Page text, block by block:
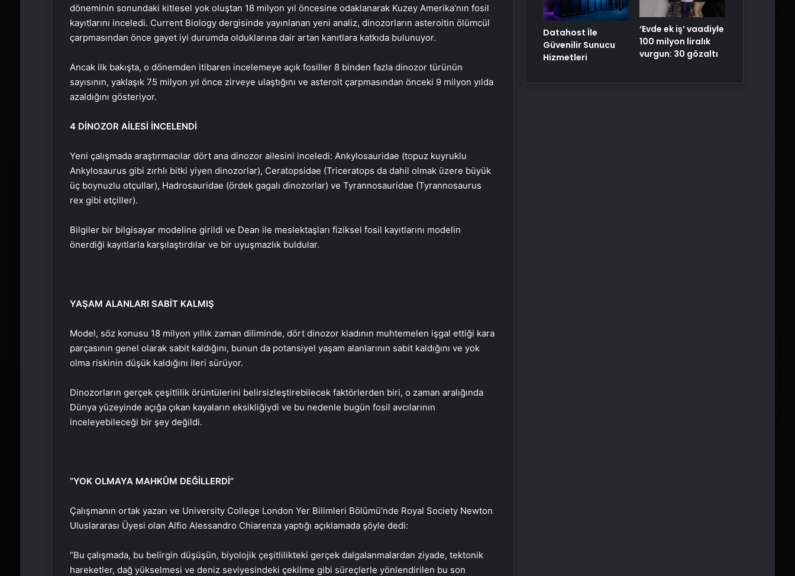
döneminin sonundaki kitlesel yok oluştan 18 milyon yıl öncesine odaklanarak Kuzey Amerika’nın fosil
kayıtlarını inceledi. Current Biology dergisinde yayınlanan yeni analiz, dinozorların asteroitin ölümcül
çarpmasından önce gayet iyi durumda olduklarına dair artan kanıtlara katkıda bulunuyor.
Ancak ilk bakışta, o dönemden itibaren incelemeye açık fosiller 8 binden fazla dinozor türünün
sayısının, yaklaşık 75 milyon yıl önce zirveye ulaştığını ve asteroit çarpmasından önceki 9 milyon yılda
azaldığını gösteriyor.
4 DİNOZOR AİLESİ İNCELENDİ
Yeni çalışmada araştırmacılar dört ana dinozor ailesini inceledi: Ankylosauridae (topuz kuyruklu
Ankylosaurus gibi zırhlı bitki yiyen dinozorlar), Ceratopsidae (Triceratops da dahil olmak üzere büyük
üç boynuzlu otçullar), Hadrosauridae (ördek gagalı dinozorlar) ve Tyrannosauridae (Tyrannosaurus
rex gibi etçiller).
Bilgiler bir bilgisayar modeline girildi ve Dean ile meslektaşları fiziksel fosil kayıtlarını modelin
önerdiği kayıtlarla karşılaştırdılar ve bir uyuşmazlık buldular.
YAŞAM ALANLARI SABİT KALMIŞ
Model, söz konusu 18 milyon yıllık zaman diliminde, dört dinozor kladının muhtemelen işgal ettiği kara
parçasının genel olarak sabit kaldığını, bunun da potansiyel yaşam alanlarının sabit kaldığını ve yok
olma riskinin düşük kaldığını ileri sürüyor.
Dinozorların gerçek çeşitlilik örüntülerini belirsizleştirebilecek faktörlerden biri, o zaman aralığında
Dünya yüzeyinde açığa çıkan kayaların eksikliğiydi ve bu nedenle bugün fosil avcılarının
inceleyebileceği bir şey değildi.
“YOK OLMAYA MAHKÛM DEĞİLLERDİ”
Çalışmanın ortak yazarı ve University College London Yer Bilimleri Bölümü’nde Royal Society Newton
Uluslararası Üyesi olan Alfio Alessandro Chiarenza yaptığı açıklamada şöyle dedi:
“Bu çalışmada, bu belirgin düşüşün, biyolojik çeşitlilikteki gerçek dalgalanmalardan ziyade, tektonik
hareketler, dağ yükselmesi ve deniz seviyesindeki çekilme gibi süreçlerle yönlendirilen bu son
Datahost İle
Güvenilir Sunucu
Hizmetleri
‘Evde ek iş’ vaadiyle
100 milyon liralık
vurgun: 30 gözaltı